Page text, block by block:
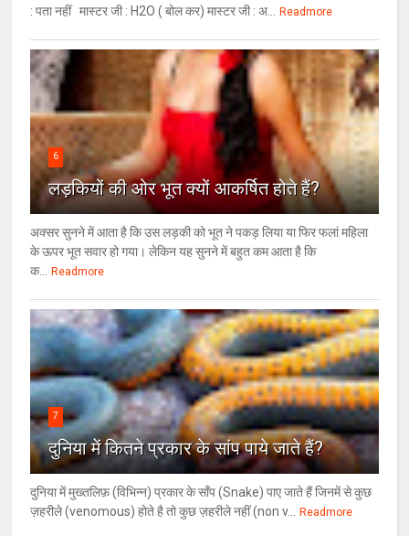
: पता नहीं मास्टर जी : H2O ( बोल कर) मास्टर जी : अ...
Readmore
6
लड़कियों की ओर भूत क्‍यों आकर्षित होते हैं?
अक्सर सुनने में आता है कि उस लड़की को भूत ने पकड़ लिया या फिर फलां महिला
के ऊपर भूत सवार हो गया। लेकिन यह सुनने में बहुत कम आता है कि
क...
Readmore
7
दुनिया में कितने प्रकार के सांप पाये जाते हैं?
दुनिया में मुख्तलिफ़ (विभिन्न) प्रकार के साँप (Snake) पाए जाते हैं जिनमें से कुछ
ज़हरीले (venomous) होते है तो कुछ ज़हरीले नहीं (non v...
Readmore